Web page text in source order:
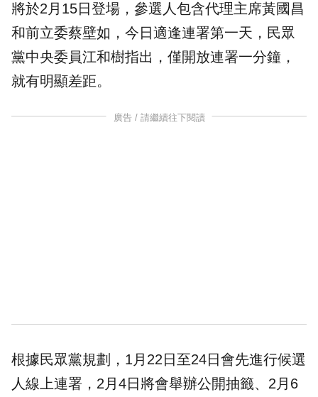
將於2月15日登場，參選人包含代理主席黃國昌
和前立委蔡壁如 ，今日適逢連署第一天，民眾
黨中央委員江和樹指出，僅開放連署一分鐘，
就有明顯差距。
廣告 / 請繼續往下閱讀
根據民眾黨規劃，1月22日至24日會先進行候選
人線上連署，2月4日將會舉辦公開抽籤、2月6